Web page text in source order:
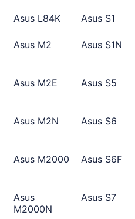
Asus L84K Asus S1
Asus M2 Asus S1N
Asus M2E Asus S5
Asus M2N Asus S6
Asus M2000 Asus S6F
Asus
M2000N
Asus S7